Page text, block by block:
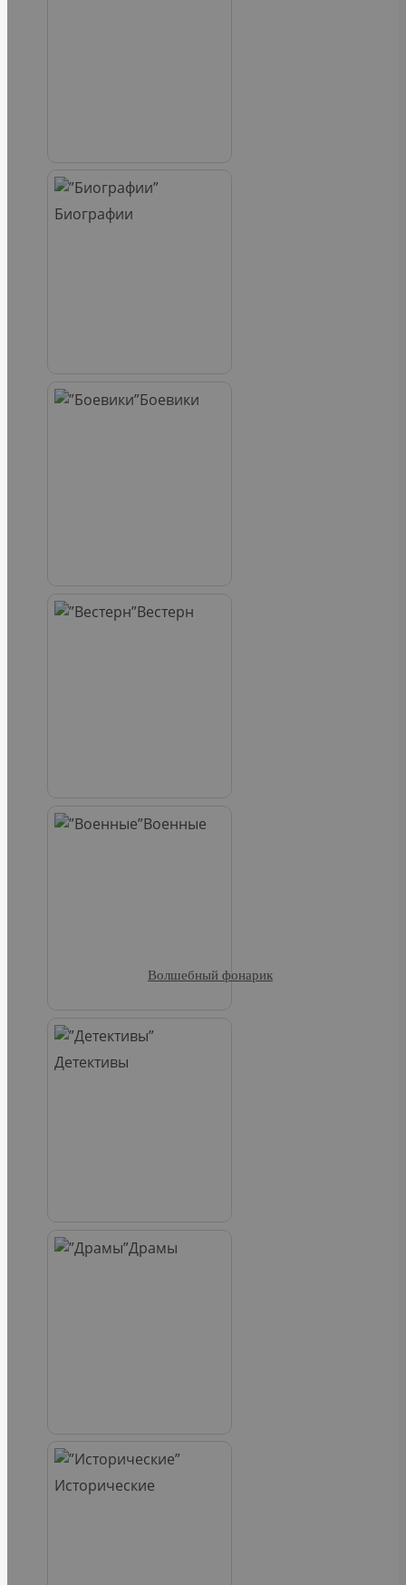
Биографии
Боевики
Вестерн
Военные
Детективы
Драмы
Исторические
Волшебный фонарик